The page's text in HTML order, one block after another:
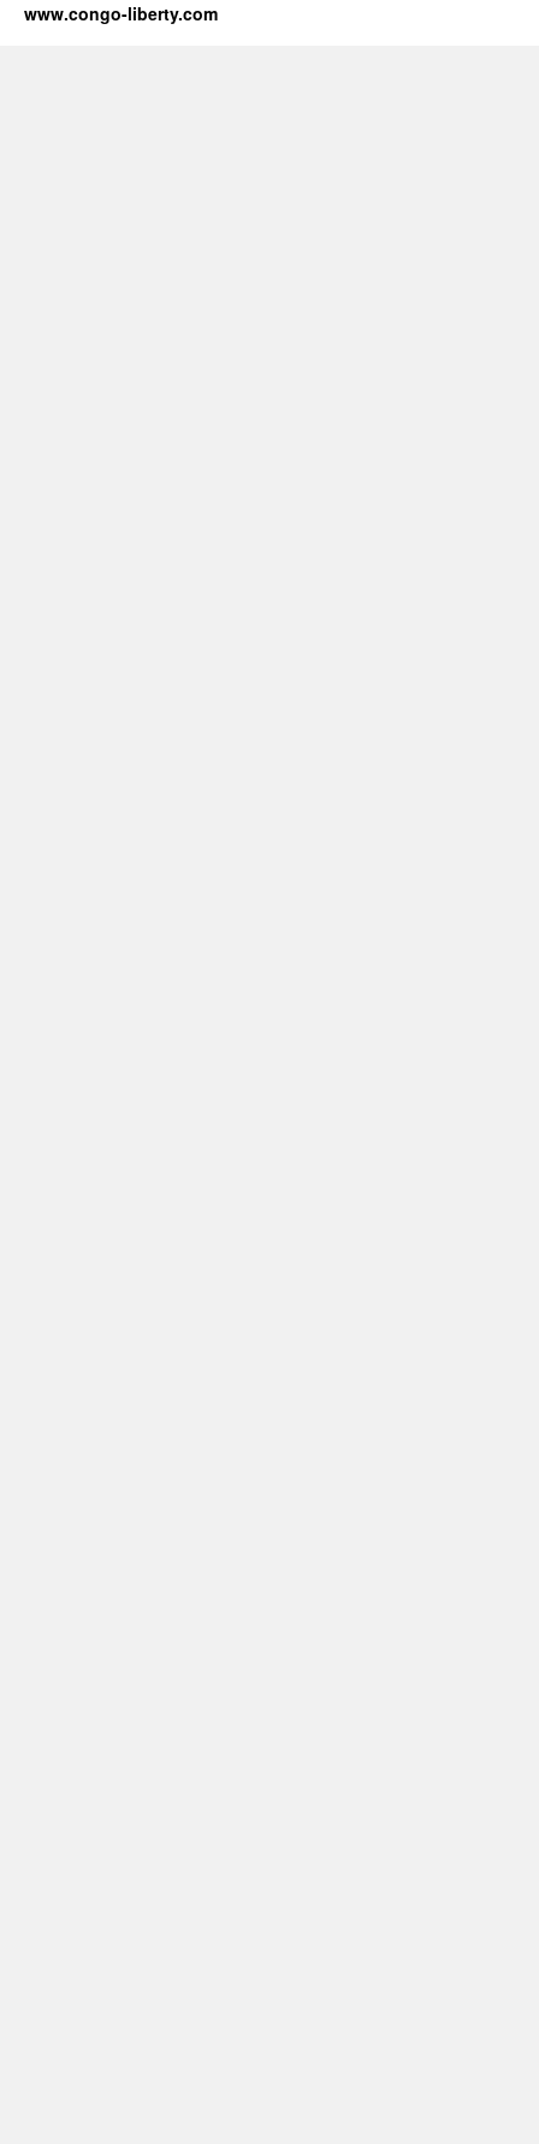
www.congo-liberty.com